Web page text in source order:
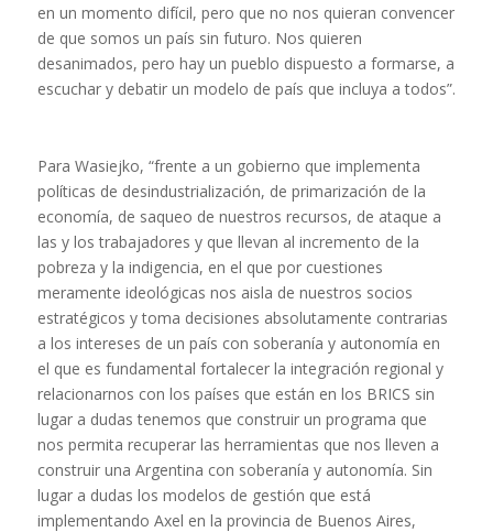
en un momento difícil, pero que no nos quieran convencer
de que somos un país sin futuro. Nos quieren
desanimados, pero hay un pueblo dispuesto a formarse, a
escuchar y debatir un modelo de país que incluya a todos”.
Para Wasiejko, “frente a un gobierno que implementa
políticas de desindustrialización, de primarización de la
economía, de saqueo de nuestros recursos, de ataque a
las y los trabajadores y que llevan al incremento de la
pobreza y la indigencia, en el que por cuestiones
meramente ideológicas nos aisla de nuestros socios
estratégicos y toma decisiones absolutamente contrarias
a los intereses de un país con soberanía y autonomía en
el que es fundamental fortalecer la integración regional y
relacionarnos con los países que están en los BRICS sin
lugar a dudas tenemos que construir un programa que
nos permita recuperar las herramientas que nos lleven a
construir una Argentina con soberanía y autonomía. Sin
lugar a dudas los modelos de gestión que está
implementando Axel en la provincia de Buenos Aires,